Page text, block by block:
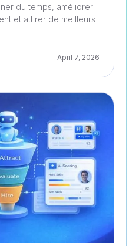
du temps, améliorer
et attirer de meilleurs
April 7, 2026